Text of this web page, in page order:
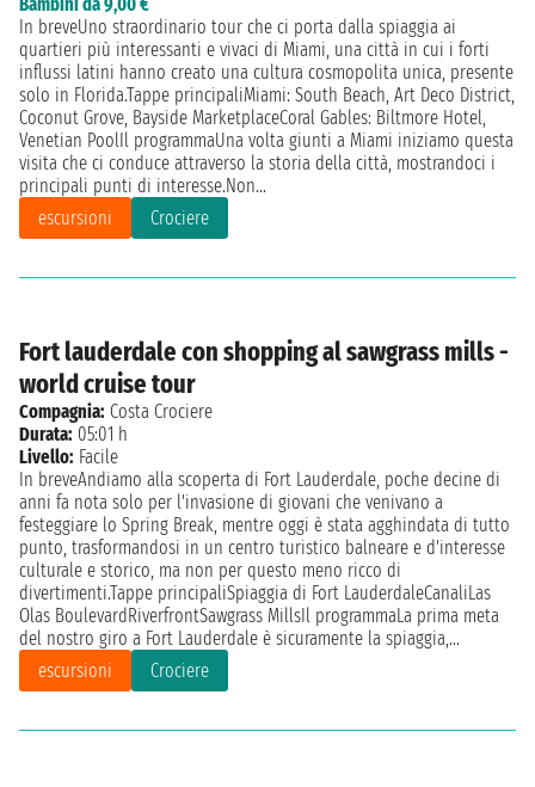
In breveUno straordinario tour che ci porta dalla spiaggia ai
quartieri più interessanti e vivaci di Miami, una città in cui i forti
influssi latini hanno creato una cultura cosmopolita unica, presente
solo in Florida.Tappe principaliMiami: South Beach, Art Deco District,
Coconut Grove, Bayside MarketplaceCoral Gables: Biltmore Hotel,
Venetian PoolIl programmaUna volta giunti a Miami iniziamo questa
visita che ci conduce attraverso la storia della città, mostrandoci i
principali punti di interesse.Non...
escursioni
Crociere
Fort lauderdale con shopping al sawgrass mills -
world cruise tour
Compagnia: Costa Crociere
Durata: 05:01 h
Livello: Facile
In breveAndiamo alla scoperta di Fort Lauderdale, poche decine di
anni fa nota solo per l'invasione di giovani che venivano a
festeggiare lo Spring Break, mentre oggi è stata agghindata di tutto
punto, trasformandosi in un centro turistico balneare e d'interesse
culturale e storico, ma non per questo meno ricco di
divertimenti.Tappe principaliSpiaggia di Fort LauderdaleCanaliLas
Olas BoulevardRiverfrontSawgrass MillsIl programmaLa prima meta
del nostro giro a Fort Lauderdale è sicuramente la spiaggia,...
escursioni
Crociere